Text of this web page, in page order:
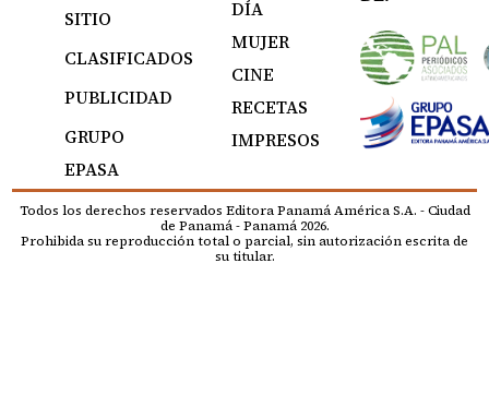
SITIO
CLASIFICADOS
PUBLICIDAD
GRUPO
EPASA
DÍA
MUJER
CINE
RECETAS
IMPRESOS
Todos los derechos reservados Editora Panamá América S.A. - Ciudad
de Panamá - Panamá 2026.
Prohibida su reproducción total o parcial, sin autorización escrita de
su titular.